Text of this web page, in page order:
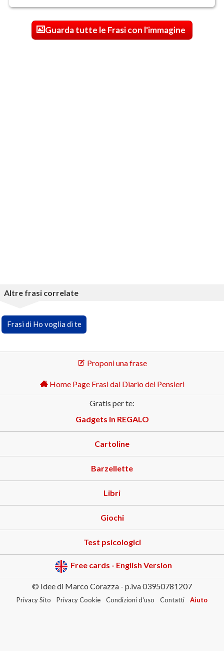
Guarda tutte le Frasi con l'immagine
Altre frasi correlate
Frasi di Ho voglia di te
Proponi una frase
Home Page Frasi dal Diario dei Pensieri
Gratis per te:
Gadgets in REGALO
Cartoline
Barzellette
Libri
Giochi
Test psicologici
Free cards - English Version
© Idee di Marco Corazza - p.iva 03950781207
Privacy Sito Privacy Cookie Condizioni d'uso Contatti Aiuto